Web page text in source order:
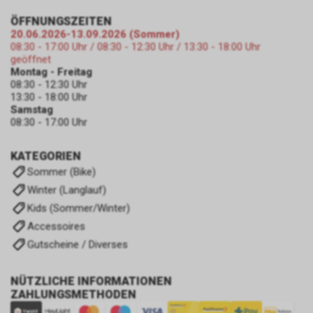
KATEGORIEN
Sommer (Bike)
Winter (Langlauf)
Kids (Sommer/Winter)
Accessoires
Gutscheine / Diverses
NÜTZLICHE INFORMATIONEN
ZAHLUNGSMETHODEN
ÖFFNUNGSZEITEN
20.06.2026-13.09.2026 (Sommer)
08:30 - 17:00 Uhr / 08:30 - 12:30 Uhr / 13:30 - 18:00 Uhr
geöffnet
Montag - Freitag
08:30 - 12:30 Uhr
13:30 - 18:00 Uhr
Samstag
08:30 - 17:00 Uhr